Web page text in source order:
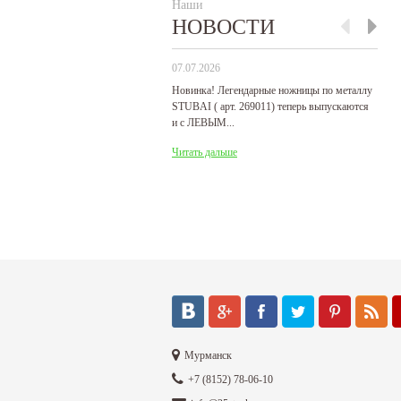
Наши
НОВОСТИ
07.07.2026
Новинка! Легендарные ножницы по металлу
STUBAI ( арт. 269011) теперь выпускаются
и с ЛЕВЫМ...
Читать дальше
Мурманск
+7 (8152) 78-06-10